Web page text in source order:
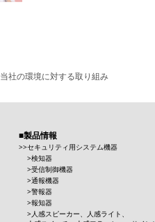
当社の環境に対する取り組み
製品情報
セキュリティ用システム機器
検知器
受信制御機器
通報機器
警報器
報知器
人感スピーカー、人感ライト、